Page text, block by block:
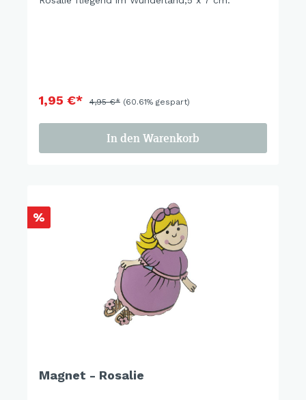
1,95 €* 4,95 €* (60.61% gespart)
In den Warenkorb
%
Magnet - Rosalie